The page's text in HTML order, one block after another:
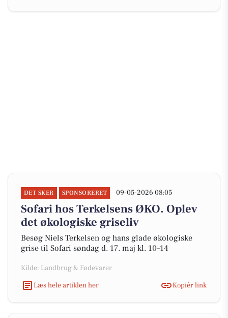
DET SKER SPONSORERET 09-05-2026 08:05
Sofari hos Terkelsens ØKO. Oplev
det økologiske griseliv
Besøg Niels Terkelsen og hans glade økologiske
grise til Sofari søndag d. 17. maj kl. 10–14
Kilde: Landbrug & Fødevarer
Læs hele artiklen her
Kopiér link